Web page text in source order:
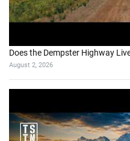
Does the Dempster Highway
August 2, 2026